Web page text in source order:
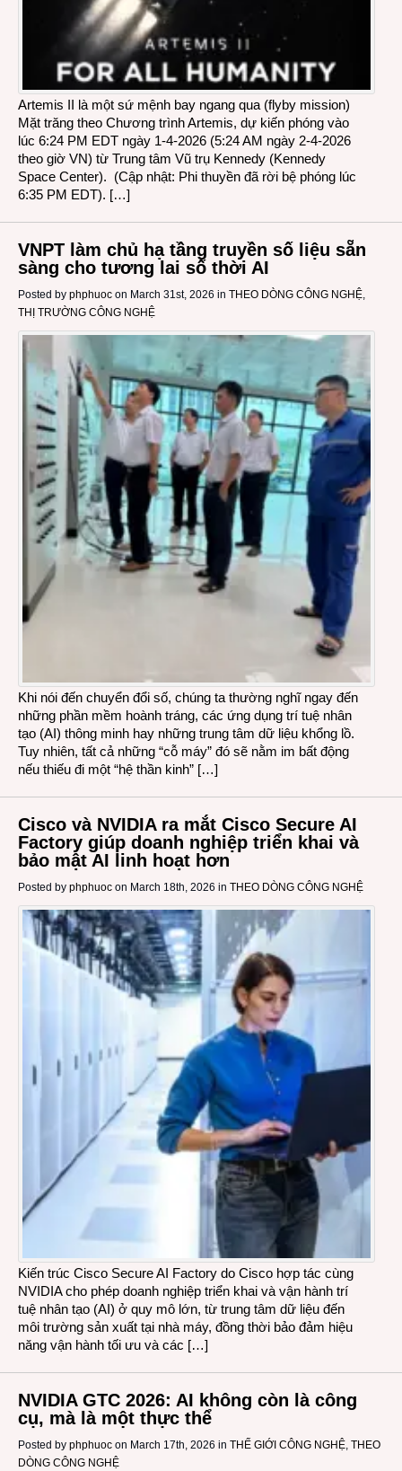
Artemis II là một sứ mệnh bay ngang qua (flyby mission)
Mặt trăng theo Chương trình Artemis, dự kiến ​​phóng vào
lúc 6:24 PM EDT ngày 1-4-2026 (5:24 AM ngày 2-4-2026
theo giờ VN) từ Trung tâm Vũ trụ Kennedy (Kennedy
Space Center). (Cập nhật: Phi thuyền đã rời bệ phóng lúc
6:35 PM EDT). […]
VNPT làm chủ hạ tầng truyền số liệu sẵn
sàng cho tương lai số thời AI
Posted by phphuoc on March 31st, 2026 in THEO DÒNG CÔNG NGHỆ
THỊ TRƯỜNG CÔNG NGHỆ
Khi nói đến chuyển đổi số, chúng ta thường nghĩ ngay đến
những phần mềm hoành tráng, các ứng dụng trí tuệ nhân
tạo (AI) thông minh hay những trung tâm dữ liệu khổng lồ.
Tuy nhiên, tất cả những “cỗ máy” đó sẽ nằm im bất động
nếu thiếu đi một “hệ thần kinh” […]
Cisco và NVIDIA ra mắt Cisco Secure AI
Factory giúp doanh nghiệp triển khai và
bảo mật AI linh hoạt hơn
Posted by phphuoc on March 18th, 2026 in THEO DÒNG CÔNG NGHỆ
Kiến trúc Cisco Secure AI Factory do Cisco hợp tác cùng
NVIDIA cho phép doanh nghiệp triển khai và vận hành trí
tuệ nhân tạo (AI) ở quy mô lớn, từ trung tâm dữ liệu đến
môi trường sản xuất tại nhà máy, đồng thời bảo đảm hiệu
năng vận hành tối ưu và các […]
NVIDIA GTC 2026: AI không còn là công
cụ, mà là một thực thể
Posted by phphuoc on March 17th, 2026 in THẾ GIỚI CÔNG NGHỆ THEO
DÒNG CÔNG NGHỆ